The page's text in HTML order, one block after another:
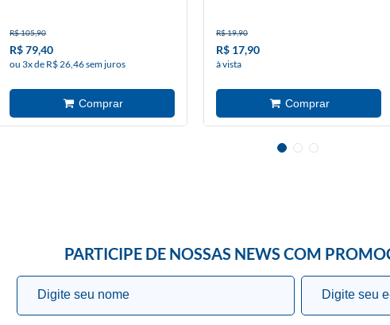
R$ 105,90
R$ 79,40
ou 3x de R$ 26,46 sem juros
R$ 19,90
R$ 17,90
à vista
PARTICIPE DE NOSSAS NEWS COM